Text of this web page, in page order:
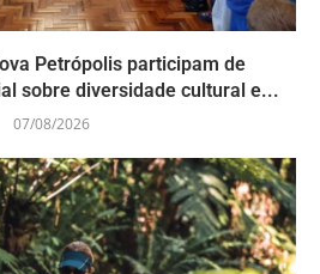
Petrópolis participam de
sobre diversidade cultural e...
07/08/2026